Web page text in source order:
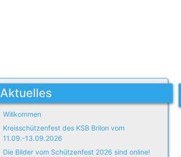
Aktuelles
Willkommen
Kreisschützenfest des KSB Brilon vom
11.09.-13.09.2026
Die Bilder vom Schützenfest 2026 sind online!